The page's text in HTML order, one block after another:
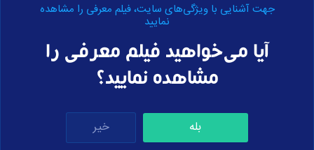
ورود به حساب کاربری
کلمه عبور خود را فراموش کرده‌اید؟
جهت آشنایی با ویژگی‌های سایت، فیلم معرفی را مشاهده
نمایید
آیا می‌خواهید فیلم معرفی را
مشاهده نمایید؟
بله خیر